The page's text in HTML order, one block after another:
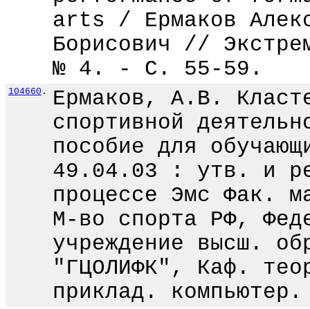
arts / Ермаков
Борисович //
№ 4. - С. 55-59.
104660 .
Ермаков, А.В.
спортивной
пособие для
49.04.03 : утв. и
процессе Эмс Фак.
М-во спорта РФ,
учреждение высш.
"ГЦОЛИФК", Каф.
приклад.